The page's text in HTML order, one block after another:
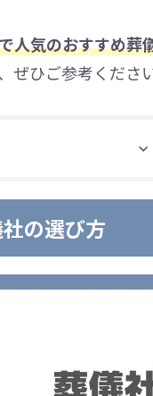
人気のおすすめ葬
ぜひご参考ください
の選び方